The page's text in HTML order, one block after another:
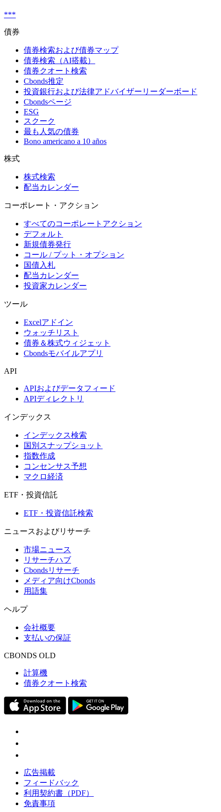
***
債券
債券検索および債券マップ
債券検索（AI搭載）
債券クオート検索
Cbonds推定
投資銀行および法律アドバイザーリーダーボード
Cbondsページ
ESG
スクーク
最も人気の債券
Bono americano a 10 años
株式
株式検索
配当カレンダー
コーポレート・アクション
すべてのコーポレートアクション
デフォルト
新規債券発行
コール / プット・オプション
国債入札
配当カレンダー
投資家カレンダー
ツール
Excelアドイン
ウォッチリスト
債券＆株式ウィジェット
Cbondsモバイルアプリ
API
APIおよびデータフィード
APIディレクトリ
インデックス
インデックス検索
国別スナップショット
指数作成
コンセンサス予想
マクロ経済
ETF・投資信託
ETF・投資信託検索
ニュースおよびリサーチ
市場ニュース
リサーチハブ
Cbondsリサーチ
メディア向けCbonds
用語集
ヘルプ
会社概要
支払いの保証
CBONDS OLD
計算機
債券クオート検索
広告掲載
フィードバック
利用契約書（PDF）
免責事項